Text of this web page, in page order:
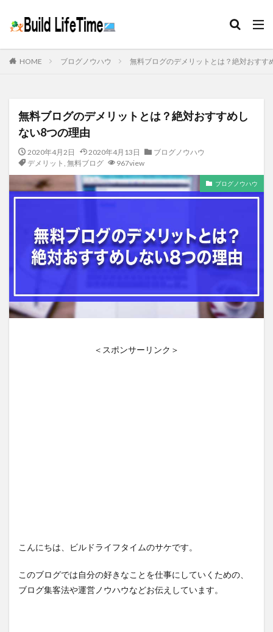
HOME ブログノウハウ 無料ブログのデメリットとは？絶対おすす
無料ブログのデメリットとは？絶対おすすめし
ない8つの理由
2020年4月2日 2020年4月13日
ブログノウハウ
デメリット , 無料ブログ 967view
ブログノウハウ
＜スポンサーリンク＞
こんにちは、ビルドライフタイムのサケです。
このブログでは自分の好きなことを仕事にしていくための、
ブログ集客法や運営ノウハウなどお伝えしています。